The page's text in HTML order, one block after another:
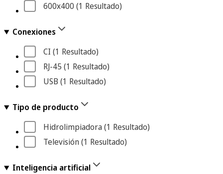
600x400 (1 Resultado)
Conexiones
CI (1 Resultado)
RJ-45 (1 Resultado)
USB (1 Resultado)
Tipo de producto
Hidrolimpiadora (1 Resultado)
Televisión (1 Resultado)
Inteligencia artificial